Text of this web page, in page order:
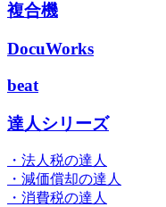
複合機
DocuWorks
beat
達人シリーズ
・法人税の達人
・減価償却の達人
・消費税の達人